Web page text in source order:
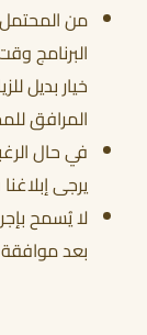
من
البرنامج
خيار بديل
المرافق
في حال
يرجى إبلاغنا
لا يُسمح
بعد